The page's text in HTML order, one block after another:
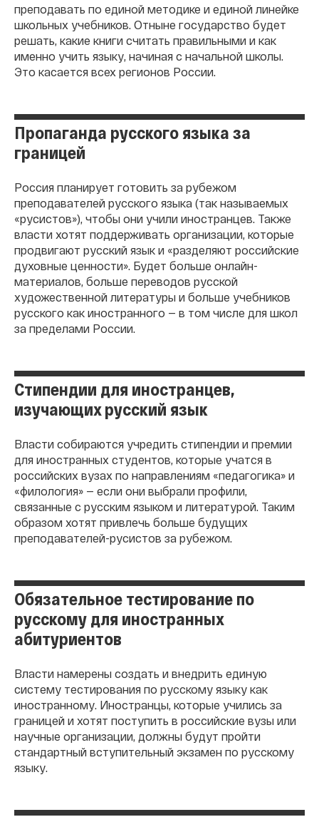
преподавать по единой методике и единой линейке
школьных учебников. Отныне государство будет
решать, какие книги считать правильными и как
именно учить языку, начиная с начальной школы.
Это касается всех регионов России.
Пропаганда русского языка за
границей
Россия планирует готовить за рубежом
преподавателей русского языка (так называемых
«русистов»), чтобы они учили иностранцев. Также
власти хотят поддерживать организации, которые
продвигают русский язык и «разделяют российские
духовные ценности». Будет больше онлайн-
материалов, больше переводов русской
художественной литературы и больше учебников
русского как иностранного — в том числе для школ
за пределами России.
Стипендии для иностранцев,
изучающих русский язык
Власти собираются учредить стипендии и премии
для иностранных студентов, которые учатся в
российских вузах по направлениям «педагогика» и
«филология» — если они выбрали профили,
связанные с русским языком и литературой. Таким
образом хотят привлечь больше будущих
преподавателей-русистов за рубежом.
Обязательное тестирование по
русскому для иностранных
абитуриентов
Власти намерены создать и внедрить единую
систему тестирования по русскому языку как
иностранному. Иностранцы, которые учились за
границей и хотят поступить в российские вузы или
научные организации, должны будут пройти
стандартный вступительный экзамен по русскому
языку.